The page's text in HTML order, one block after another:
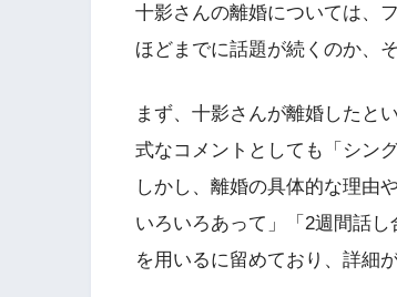
十影さんの離婚については、
ほどまでに話題が続くのか、
まず、十影さんが離婚したと
式なコメントとしても「シン
しかし、離婚の具体的な理由
いろいろあって」「2週間話
を用いるに留めており、詳細